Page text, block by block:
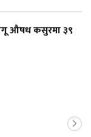
औषध कसुरमा ३९